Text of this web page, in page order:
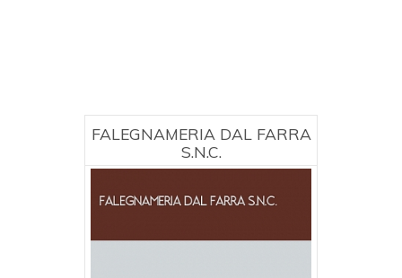
FALEGNAMERIA DAL FARRA
S.N.C.